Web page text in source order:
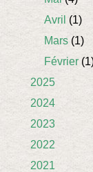
Avril (1)
Mars (1)
Février
2025
2024
2023
2022
2021